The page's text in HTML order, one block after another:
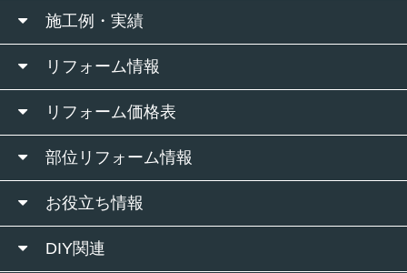
施工例・実績
リフォーム情報
リフォーム価格表
部位リフォーム情報
お役立ち情報
DIY関連